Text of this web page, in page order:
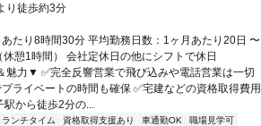
り徒歩約3分
たり8時間30分 平均勤務日数：1ヶ月あたり20日 〜
憩1時間） 会社定休日の他にシフトで休日
力▼ ✅完全反響営業で飛び込みや電話営業は一切
ライベートの時間も確保 ✅宅建などの資格取得費用
駅から徒歩2分の...
ランチタイム 資格取得支援あり 車通勤OK
職場見学可